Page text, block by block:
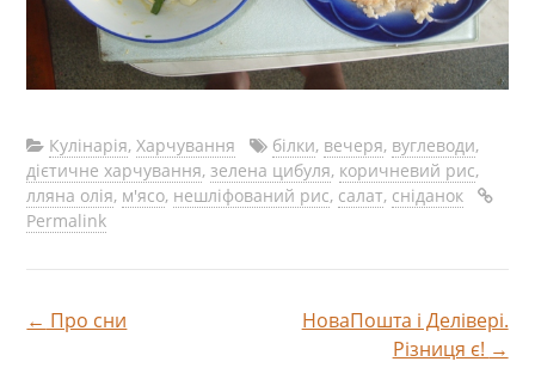
Кулінарія,Харчування білки, вечеря, вуглеводи,
дієтичне харчування, зелена цибуля, коричневий рис,
лляна олія, м'ясо, нешліфований рис, салат, сніданок
Permalink
Навігація
← Про сни
НоваПошта і Делівері.
Різниця є! →